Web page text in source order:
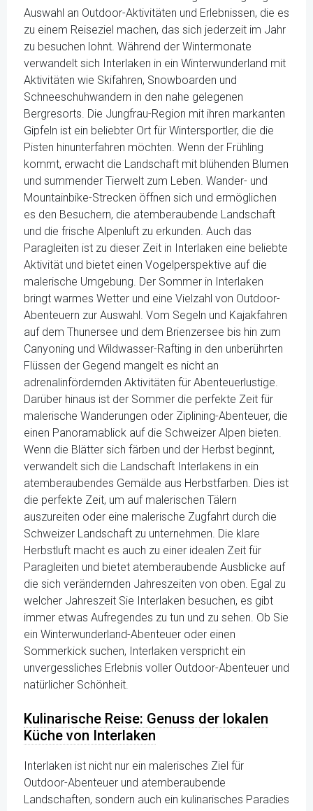
Auswahl an Outdoor-Aktivitäten und Erlebnissen, die es
zu einem Reiseziel machen, das sich jederzeit im Jahr
zu besuchen lohnt. Während der Wintermonate
verwandelt sich Interlaken in ein Winterwunderland mit
Aktivitäten wie Skifahren, Snowboarden und
Schneeschuhwandern in den nahe gelegenen
Bergresorts. Die Jungfrau-Region mit ihren markanten
Gipfeln ist ein beliebter Ort für Wintersportler, die die
Pisten hinunterfahren möchten. Wenn der Frühling
kommt, erwacht die Landschaft mit blühenden Blumen
und summender Tierwelt zum Leben. Wander- und
Mountainbike-Strecken öffnen sich und ermöglichen
es den Besuchern, die atemberaubende Landschaft
und die frische Alpenluft zu erkunden. Auch das
Paragleiten ist zu dieser Zeit in Interlaken eine beliebte
Aktivität und bietet einen Vogelperspektive auf die
malerische Umgebung. Der Sommer in Interlaken
bringt warmes Wetter und eine Vielzahl von Outdoor-
Abenteuern zur Auswahl. Vom Segeln und Kajakfahren
auf dem Thunersee und dem Brienzersee bis hin zum
Canyoning und Wildwasser-Rafting in den unberührten
Flüssen der Gegend mangelt es nicht an
adrenalinfördernden Aktivitäten für Abenteuerlustige.
Darüber hinaus ist der Sommer die perfekte Zeit für
malerische Wanderungen oder Ziplining-Abenteuer, die
einen Panoramablick auf die Schweizer Alpen bieten.
Wenn die Blätter sich färben und der Herbst beginnt,
verwandelt sich die Landschaft Interlakens in ein
atemberaubendes Gemälde aus Herbstfarben. Dies ist
die perfekte Zeit, um auf malerischen Tälern
auszureiten oder eine malerische Zugfahrt durch die
Schweizer Landschaft zu unternehmen. Die klare
Herbstluft macht es auch zu einer idealen Zeit für
Paragleiten und bietet atemberaubende Ausblicke auf
die sich verändernden Jahreszeiten von oben. Egal zu
welcher Jahreszeit Sie Interlaken besuchen, es gibt
immer etwas Aufregendes zu tun und zu sehen. Ob Sie
ein Winterwunderland-Abenteuer oder einen
Sommerkick suchen, Interlaken verspricht ein
unvergessliches Erlebnis voller Outdoor-Abenteuer und
natürlicher Schönheit.
Kulinarische Reise: Genuss der lokalen
Küche von Interlaken
Interlaken ist nicht nur ein malerisches Ziel für
Outdoor-Abenteuer und atemberaubende
Landschaften, sondern auch ein kulinarisches Paradies